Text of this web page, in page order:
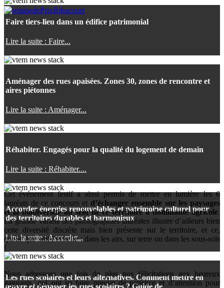
Faire tiers-lieu dans un édifice patrimonial
Lire la suite : Faire...
Aménager des rues apaisées. Zones 30, zones de rencontre et
aires piétonnes
Lire la suite : Aménager...
Réhabiter. Engagés pour la qualité du logement de demain
Lire la suite : Réhabiter....
Accorder énergies renouvelables et patrimoine culturel pour
des territoires durables et harmonieux
Lire la suite : Accorder...
Les rues scolaires et leurs alternatives. Comment mettre en
œuvre et dépasser les rues scolaires ? Guide de
Cet événement festif a ainsi permis de mettre en lumière les 6
lauréats de ce concours et d’échanger ensemble sur les paysages
et la biodiversité au sein de ce territoire à dominante agricole.
La grande variété des photographies lauréates illustre d’ailleurs bien
cette diversité discrète mais bien présente sur le territoire, et ce,
quelle que soit l’échelle : dans les airs, sur terre ou dans les sous-sols
!
Nous adressons une fois de plus nos félicitations aux heureux
gagnants, qui ont su faire preuve de patience et d’attention pour